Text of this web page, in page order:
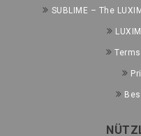
SUBLIME – The